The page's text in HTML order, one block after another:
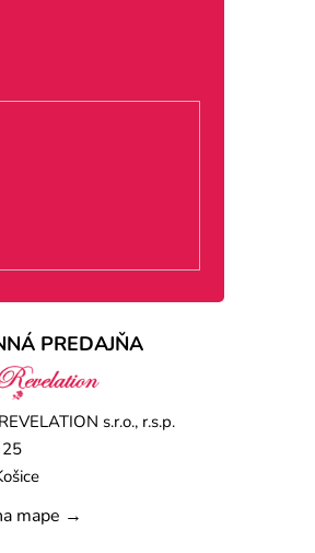
PREDAJŇA
s.r.o., r.s.p.
mape →